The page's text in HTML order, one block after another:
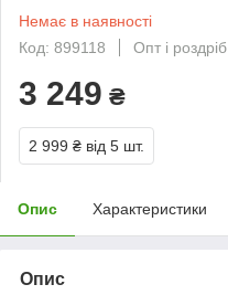
Немає в наявності
Код: 899118
Опт і роздріб
3 249 ₴
2 999 ₴ від 5 шт.
Опис Характеристики
Опис